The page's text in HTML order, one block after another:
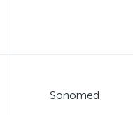
Sonomed